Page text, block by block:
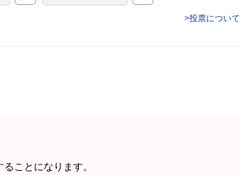
>投票について
ことになります。